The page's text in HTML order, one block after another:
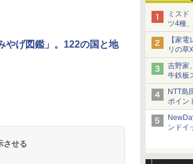
ミスド
ツ4種
【家
リの草
吉野家
牛鉄板
NTT島
ポイン
ンドイ
やげ図鑑」。122の国と地
させる